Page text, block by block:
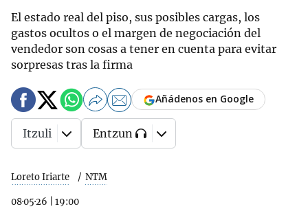
El estado real del piso, sus posibles cargas, los
gastos ocultos o el margen de negociación del
vendedor son cosas a tener en cuenta para evitar
sorpresas tras la firma
Loreto Iriarte NTM
08·05·26 19:00
Añádenos en Google
Itzuli Entzun